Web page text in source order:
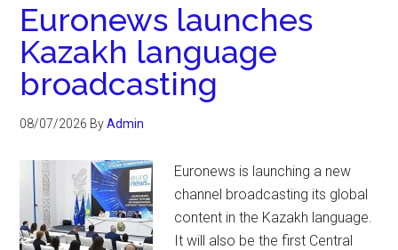
Euronews launches
Kazakh language
broadcasting
08/07/2026 ByAdmin
Euronews is launching a new
channel broadcasting its global
content in the Kazakh language.
It will also be the first Central